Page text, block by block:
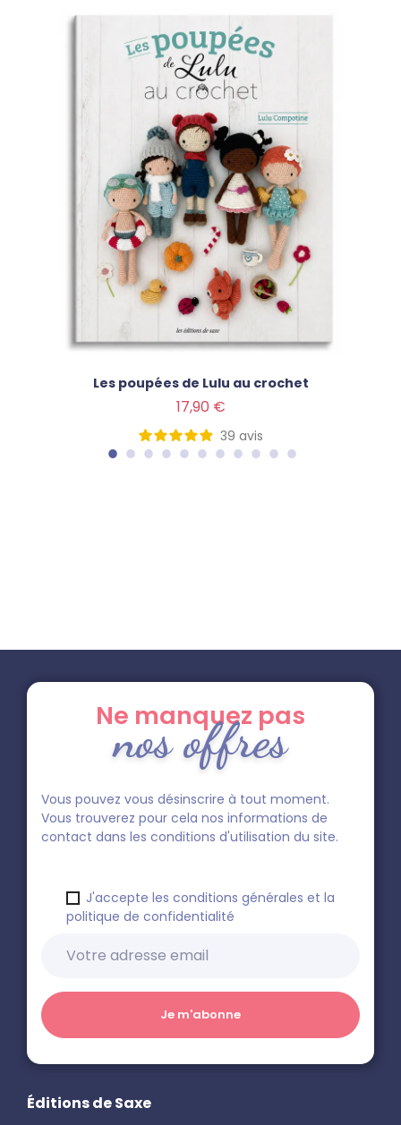
Les poupées de Lulu au crochet
17,90 €
39 avis
Ne manquez pas
nos offres
Vous pouvez vous désinscrire à tout moment.
Vous trouverez pour cela nos informations de
contact dans les conditions d'utilisation du site.
J'accepte les conditions générales et la
politique de confidentialité
Éditions de Saxe